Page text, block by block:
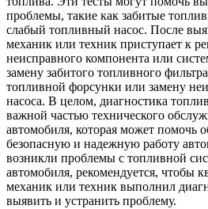
проблемы, такие как забитые
слабый топливный насос. После
механик или техник приступает к
неисправного компонента или
замену забитого топливного
топливной форсунки или замену
насоса. В целом, диагностика
важной частью технического
автомобиля, которая может помочь
безопасную и надежную работу
возникли проблемы с топливной
автомобиля, рекомендуется, чтобы
механик или техник выполнил
выявить и устранить проблему.